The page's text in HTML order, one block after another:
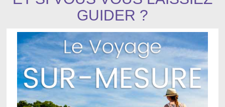
GUIDER ?